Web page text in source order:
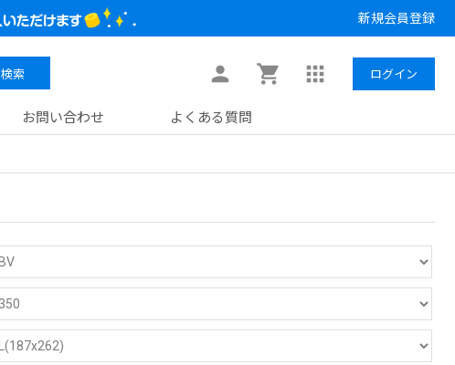
新規会員登録
検索 ログイン
お問い合わせ よくある質問